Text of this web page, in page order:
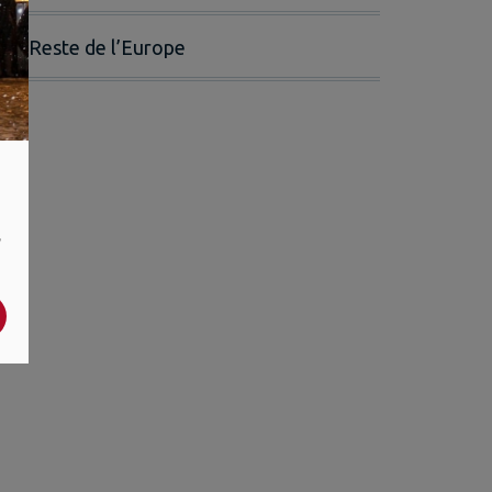
Reste de l’Europe